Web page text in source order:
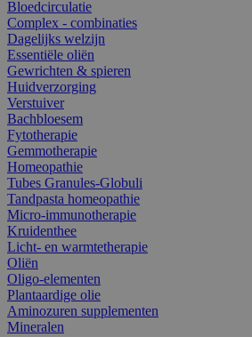
Bloedcirculatie
Complex - combinaties
Dagelijks welzijn
Essentiële oliën
Gewrichten & spieren
Huidverzorging
Verstuiver
Bachbloesem
Fytotherapie
Gemmotherapie
Homeopathie
Tubes Granules-Globuli
Tandpasta homeopathie
Micro-immunotherapie
Kruidenthee
Licht- en warmtetherapie
Oliën
Oligo-elementen
Plantaardige olie
Aminozuren supplementen
Mineralen